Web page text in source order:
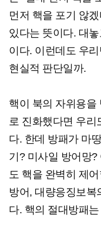
먼저 핵을 포기 않
있다는 뜻이다. 대
이다. 이런데도 우
현실적 판단일까.
핵이 북의 자위용을
로 진화했다면 우리
다. 한데 방패가 마
기? 미사일 방어망
도 핵을 완벽히 제
방어, 대량응징보복
다. 핵의 절대방패